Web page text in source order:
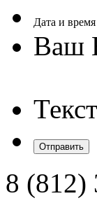
Дата и время
Ваш
8 (812)